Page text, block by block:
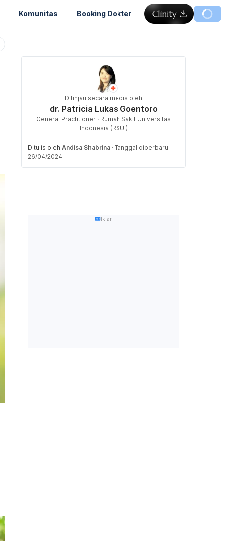
Komunitas Booking Dokter
Ditinjau secara medis oleh
dr. Patricia Lukas Goentoro
General Practitioner · Rumah Sakit Universitas
Indonesia (RSUI)
Ditulis oleh Andisa Shabrina · Tanggal diperbarui
26/04/2024
Iklan